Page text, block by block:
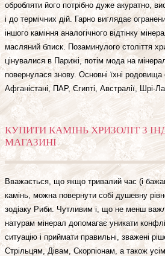
обробляти його потрібно дуже акуратно,
і до термічних дій. Гарно виглядає
іншого каміння аналогічного відтінку
масляний блиск. Позаминулого століття
цінувалися в Парижі, потім мода на
повернулася знову. Основні їхні родовища
Афганістані, ПАР, Єгипті, Австралії, Шрі-
КУПИТИ КАМІНЬ ХРИЗОЛІТ З
МАГАЗИНІ
Вважається, що якщо тривалий час (і
камінь, можна повернути собі душевну
зодіаку Риби. Чутливим і, що не менш
натурам мінерал допомагає уникати
ситуацію і приймати правильні, зважені
Стрільцям, Дівам, Скорпіонам, а також